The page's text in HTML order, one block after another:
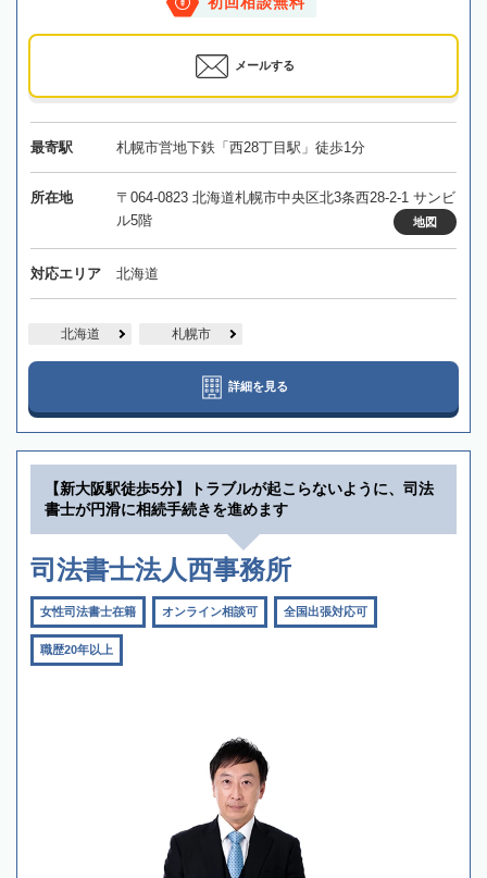
メールする
最寄駅 札幌市営地下鉄「西28丁目駅」徒歩1分
所在地
〒064-0823 北海道札幌市中央区北3条西28-2-1 サンビ
ル5階
地図
対応エリア 北海道
北海道 札幌市
詳細を見る
【新大阪駅徒歩5分】トラブルが起こらないように、司法
書士が円滑に相続手続きを進めます
司法書士法人西事務所
女性司法書士在籍 オンライン相談可 全国出張対応可
職歴20年以上